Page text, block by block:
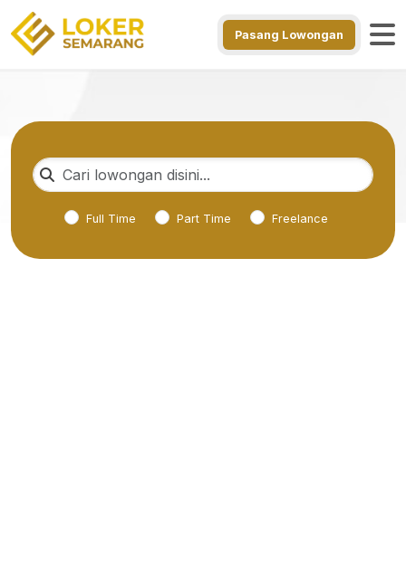
Pasang Lowongan
Full Time Part Time Freelance